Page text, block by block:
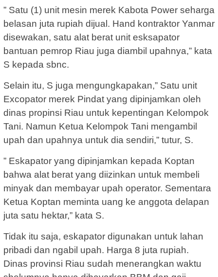
” Satu (1) unit mesin merek Kabota Power seharga
belasan juta rupiah dijual. Hand kontraktor Yanmar
disewakan, satu alat berat unit esksapator
bantuan pemrop Riau juga diambil upahnya,” kata
S kepada sbnc.
Selain itu, S juga mengungkapakan,” Satu unit
Excopator merek Pindat yang dipinjamkan oleh
dinas propinsi Riau untuk kepentingan Kelompok
Tani. Namun Ketua Kelompok Tani mengambil
upah dan upahnya untuk dia sendiri,” tutur, S.
” Eskapator yang dipinjamkan kepada Koptan
bahwa alat berat yang diizinkan untuk membeli
minyak dan membayar upah operator. Sementara
Ketua Koptan meminta uang ke anggota delapan
juta satu hektar,” kata S.
Tidak itu saja, eskapator digunakan untuk lahan
pribadi dan ngabil upah. Harga 8 juta rupiah.
Dinas provinsi Riau sudah menerangkan waktu